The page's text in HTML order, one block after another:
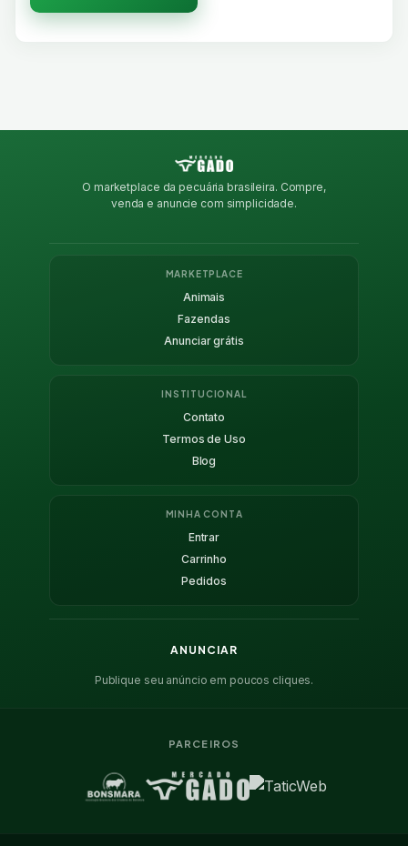
O marketplace da pecuária brasileira. Compre,
venda e anuncie com simplicidade.
MARKETPLACE
Animais
Fazendas
Anunciar grátis
INSTITUCIONAL
Contato
Termos de Uso
Blog
MINHA CONTA
Entrar
Carrinho
Pedidos
ANUNCIAR
Publique seu anúncio em poucos cliques.
PARCEIROS